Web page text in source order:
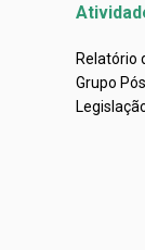
Relatório
Grupo